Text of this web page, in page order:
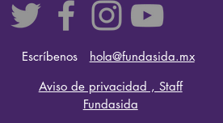
Escríbenos hola@fundasida.mx
Aviso de privacidad , Staff
Fundasida